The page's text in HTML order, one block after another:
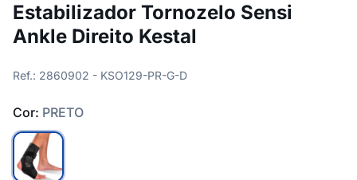
Estabilizador Tornozelo Sensi
Ankle Direito Kestal
Ref.: 2860902 - KSO129-PR-G-D
Cor: PRETO